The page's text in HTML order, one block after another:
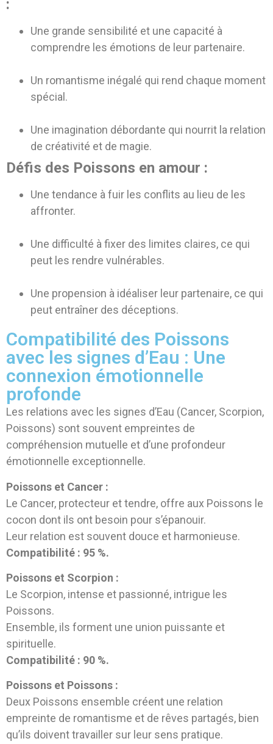
:
Une grande sensibilité et une capacité à
comprendre les émotions de leur partenaire.
Un romantisme inégalé qui rend chaque moment
spécial.
Une imagination débordante qui nourrit la relation
de créativité et de magie.
Défis des Poissons en amour :
Une tendance à fuir les conflits au lieu de les
affronter.
Une difficulté à fixer des limites claires, ce qui
peut les rendre vulnérables.
Une propension à idéaliser leur partenaire, ce qui
peut entraîner des déceptions.
Compatibilité des Poissons
avec les signes d’Eau : Une
connexion émotionnelle
profonde
Les relations avec les signes d’Eau (Cancer, Scorpion,
Poissons) sont souvent empreintes de
compréhension mutuelle et d’une profondeur
émotionnelle exceptionnelle.
Poissons et Cancer :
Le Cancer, protecteur et tendre, offre aux Poissons le
cocon dont ils ont besoin pour s’épanouir.
Leur relation est souvent douce et harmonieuse.
Compatibilité : 95 %.
Poissons et Scorpion :
Le Scorpion, intense et passionné, intrigue les
Poissons.
Ensemble, ils forment une union puissante et
spirituelle.
Compatibilité : 90 %.
Poissons et Poissons :
Deux Poissons ensemble créent une relation
empreinte de romantisme et de rêves partagés, bien
qu’ils doivent travailler sur leur sens pratique.